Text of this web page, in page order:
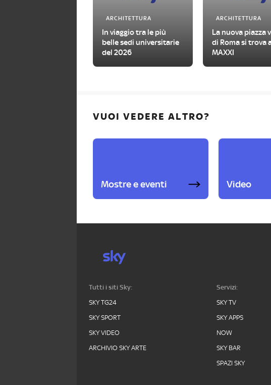
ARCHITETTURA
In viaggio tra le più
belle sedi universitarie
del 2026
ARCHITETTURA
La nuova piazza
di Roma si trova
MAXXI
VUOI VEDERE ALTRO?
Mostre e eventi Video
Tutti i siti Sky:
SKY TG24
SKY SPORT
SKY VIDEO
ARCHIVIO SKY ARTE
Servizi:
SKY TV
SKY APPS
NOW
SKY BAR
SPAZI SKY